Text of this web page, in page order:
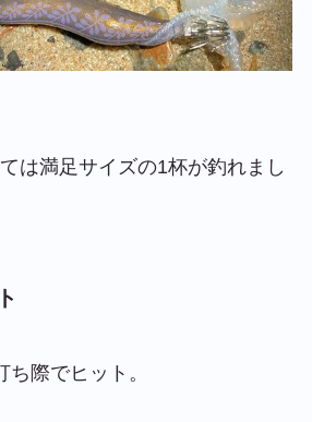
は満足サイズの1杯が釣れまし
際でヒット。